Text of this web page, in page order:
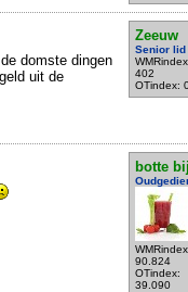
Zeeuw
Senior lid
402
OTindex:
domste dingen
uit de
botte
90.824
OTindex:
39.090